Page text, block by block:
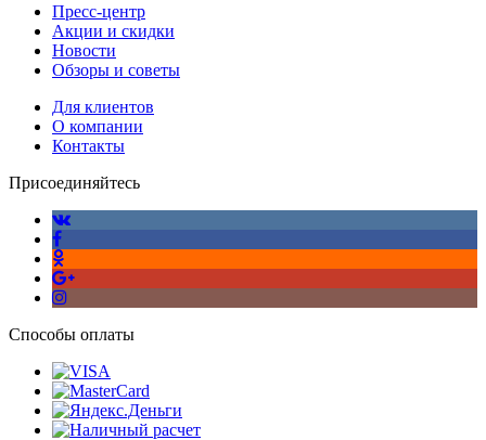
Пресс-центр
Акции и скидки
Новости
Обзоры и советы
Для клиентов
О компании
Контакты
Присоединяйтесь
Способы оплаты